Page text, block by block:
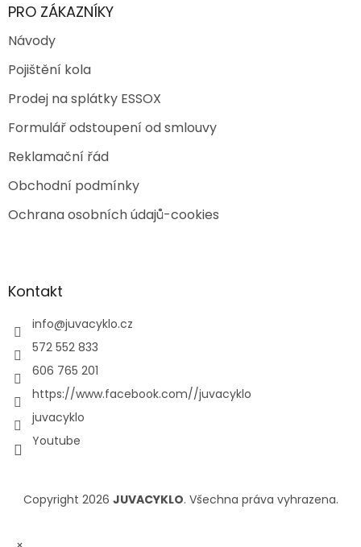
PRO ZÁKAZNÍKY
Návody
Pojištění kola
Prodej na splátky ESSOX
Formulář odstoupení od smlouvy
Reklamační řád
Obchodní podmínky
Ochrana osobních údajů-cookies
Kontakt
info@juvacyklo.cz
572 552 833
606 765 201
https://www.facebook.com//juvacyklo
juvacyklo
Youtube
Copyright 2026 JUVACYKLO. Všechna práva vyhrazena.